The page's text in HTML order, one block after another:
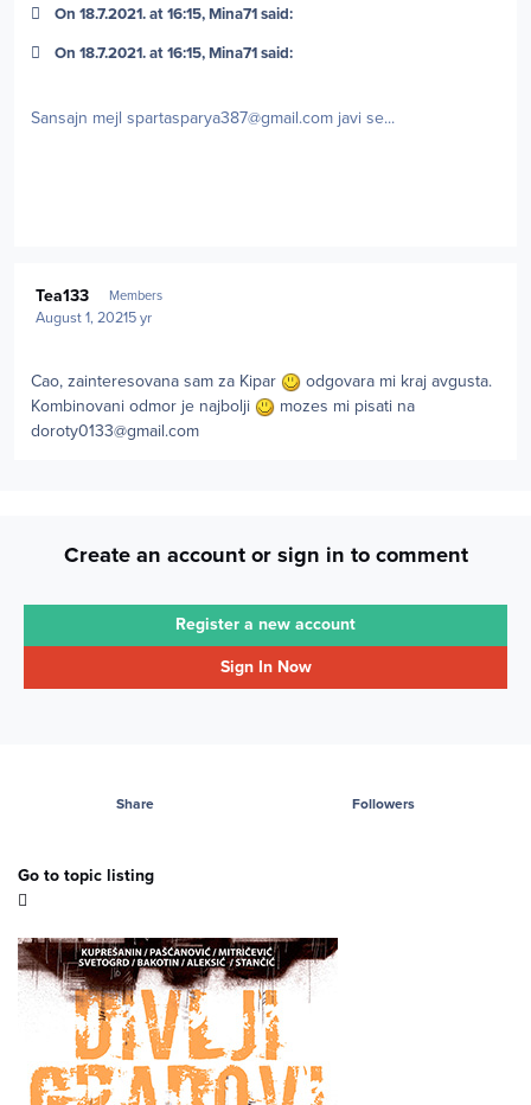
On 18.7.2021. at 16:15, Mina71 said:
On 18.7.2021. at 16:15, Mina71 said:
Sansajn mejl spartasparya387@gmail.com javi se...
Tea133 Members
August 1, 20215 yr
Cao, zainteresovana sam za Kipar
odgovara mi kraj avgusta.
Kombinovani odmor je najbolji
mozes mi pisati na
doroty0133@gmail.com
Create an account or sign in to comment
Register a new account
Sign In Now
Share Followers
Go to topic listing